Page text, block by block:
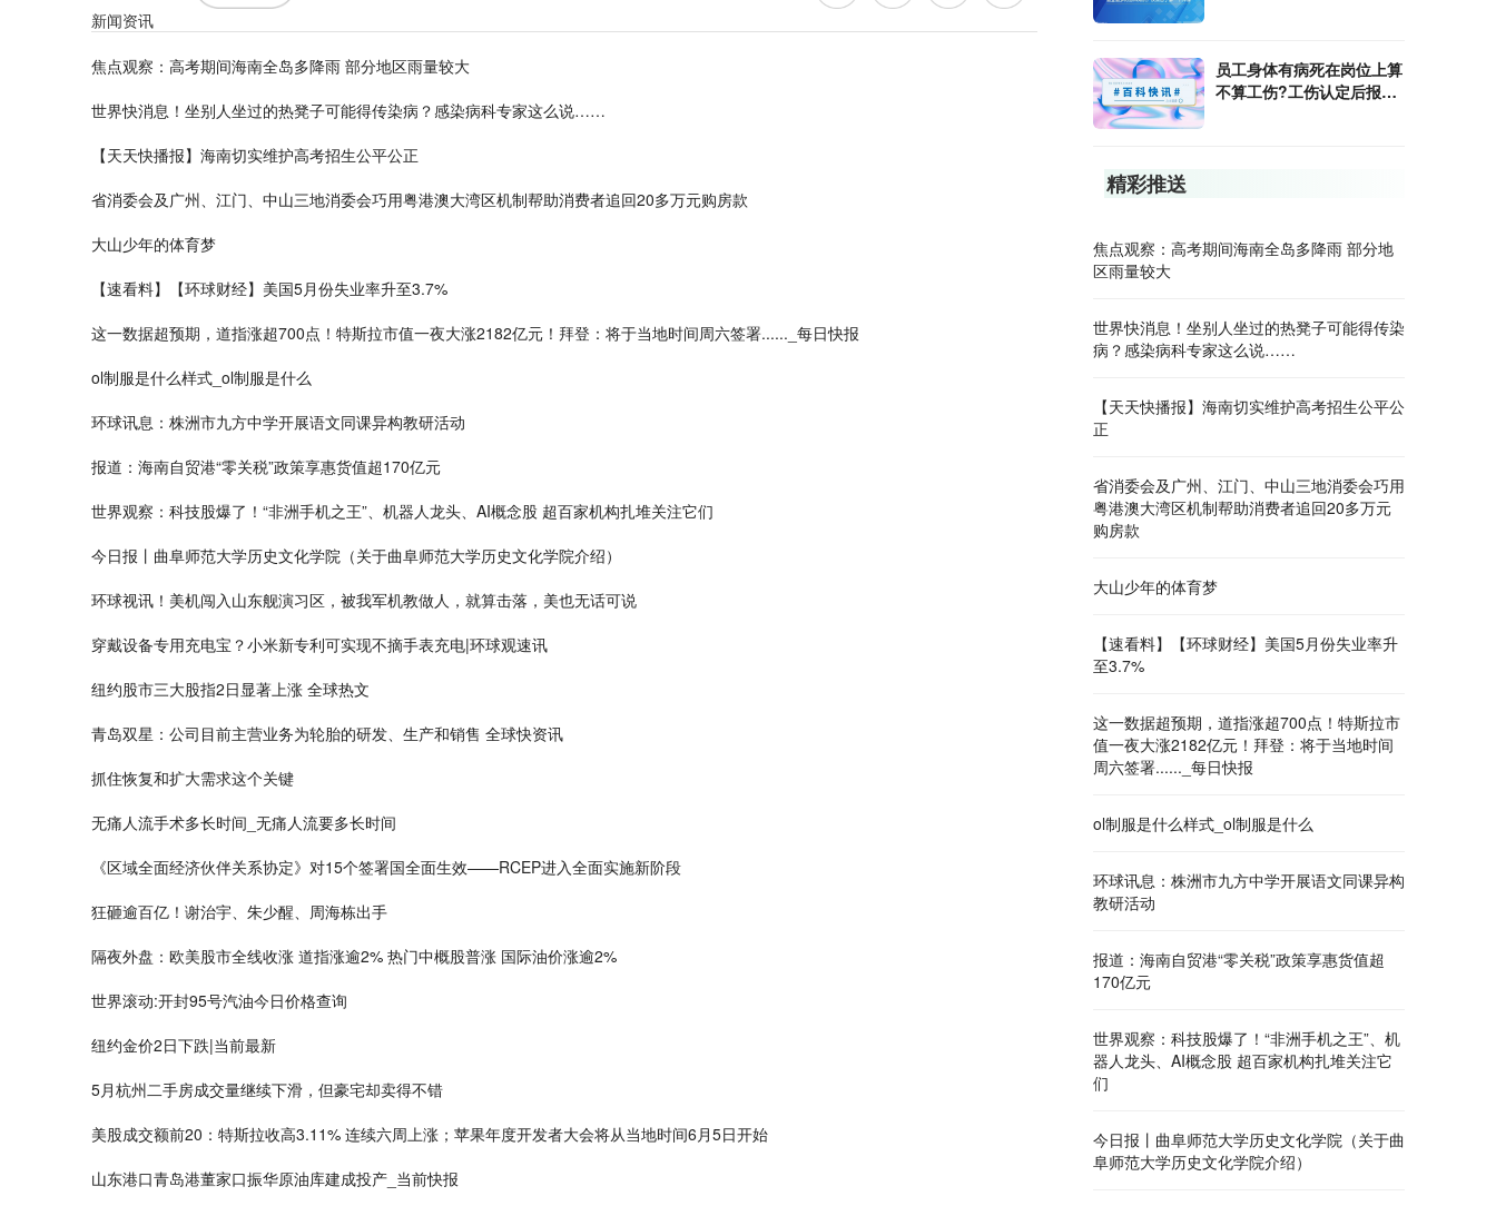
新闻资讯
焦点观察：高考期间海南全岛多降雨 部分地区雨量较大
世界快消息！坐别人坐过的热凳子可能得传染病？感染病科专家这么说……
【天天快播报】海南切实维护高考招生公平公正
省消委会及广州、江门、中山三地消委会巧用粤港澳大湾区机制帮助消费者追回20多万元购房款
大山少年的体育梦
【速看料】【环球财经】美国5月份失业率升至3.7%
这一数据超预期，道指涨超700点！特斯拉市值一夜大涨2182亿元！拜登：将于当地时间周六签署......_每日快报
ol制服是什么样式_ol制服是什么
环球讯息：株洲市九方中学开展语文同课异构教研活动
报道：海南自贸港“零关税”政策享惠货值超170亿元
世界观察：科技股爆了！“非洲手机之王”、机器人龙头、AI概念股 超百家机构扎堆关注它们
今日报丨曲阜师范大学历史文化学院（关于曲阜师范大学历史文化学院介绍）
环球视讯！美机闯入山东舰演习区，被我军机教做人，就算击落，美也无话可说
穿戴设备专用充电宝？小米新专利可实现不摘手表充电|环球观速讯
纽约股市三大股指2日显著上涨 全球热文
青岛双星：公司目前主营业务为轮胎的研发、生产和销售 全球快资讯
抓住恢复和扩大需求这个关键
无痛人流手术多长时间_无痛人流要多长时间
《区域全面经济伙伴关系协定》对15个签署国全面生效——RCEP进入全面实施新阶段
狂砸逾百亿！谢治宇、朱少醒、周海栋出手
隔夜外盘：欧美股市全线收涨 道指涨逾2% 热门中概股普涨 国际油价涨逾2%
世界滚动:开封95号汽油今日价格查询
纽约金价2日下跌|当前最新
5月杭州二手房成交量继续下滑，但豪宅却卖得不错
美股成交额前20：特斯拉收高3.11% 连续六周上涨；苹果年度开发者大会将从当地时间6月5日开始
山东港口青岛港董家口振华原油库建成投产_当前快报
员工身体有病死在岗位上算
不算工伤?工伤认定后报销
精彩推送
焦点观察：高考期间海南全岛多降雨 部分地
区雨量较大
世界快消息！坐别人坐过的热凳子可能得传染
病？感染病科专家这么说……
【天天快播报】海南切实维护高考招生公平公
正
省消委会及广州、江门、中山三地消委会巧用
粤港澳大湾区机制帮助消费者追回20多万元
购房款
大山少年的体育梦
【速看料】【环球财经】美国5月份失业率升
至3.7%
这一数据超预期，道指涨超700点！特斯拉市
值一夜大涨2182亿元！拜登：将于当地时间
周六签署......_每日快报
ol制服是什么样式_ol制服是什么
环球讯息：株洲市九方中学开展语文同课异构
教研活动
报道：海南自贸港“零关税”政策享惠货值超
170亿元
世界观察：科技股爆了！“非洲手机之王”、机
器人龙头、AI概念股 超百家机构扎堆关注它
们
今日报丨曲阜师范大学历史文化学院（关于曲
阜师范大学历史文化学院介绍）